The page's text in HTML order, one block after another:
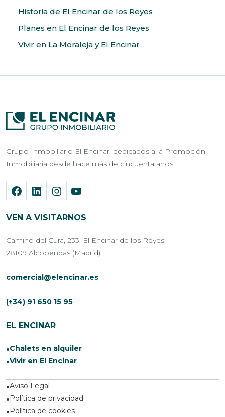
Historia de El Encinar de los Reyes
Planes en El Encinar de los Reyes
Vivir en La Moraleja y El Encinar
Grupo Inmobiliario El Encinar, dedicados a la Promoción
Inmobiliaria desde hace más de cincuenta años.
VEN A VISITARNOS
Camino del Cura, 233. El Encinar de los Reyes.
28109 Alcobendas (Madrid)
comercial@elencinar.es
(+34) 91 650 15 95
EL ENCINAR
Chalets en alquiler
Vivir en El Encinar
Aviso Legal
Política de privacidad
Política de cookies